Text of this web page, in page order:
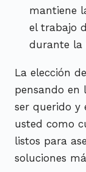
mantiene
el trabajo
durante la
La elección
pensando en
ser querido y
usted como
listos para
soluciones